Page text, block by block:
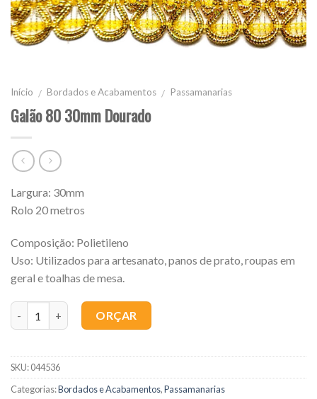
Início / Bordados e Acabamentos / Passamanarias
Galão 80 30mm Dourado
Largura: 30mm
Rolo 20 metros
Composição: Polietileno
Uso: Utilizados para artesanato, panos de prato, roupas em
geral e toalhas de mesa.
ORÇAR
SKU:044536
Categorias:Bordados e Acabamentos,Passamanarias